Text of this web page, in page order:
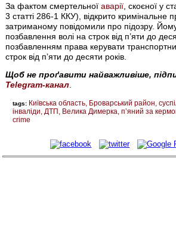
За фактом смертельноїаварії , скоєної у
3 статті 286-1 ККУ), відкрито кримінальне
затриманому повідомили про підозру.
позбавлення волі на строк від п’яти до
позбавленням права керувати
строк від п’яти до десяти років.
Щоб не проґавити найважливіше,
Telegram-канал
tags: Київська область Броварський район
інваліди ДТП Велика Димерка п’яний за
crime